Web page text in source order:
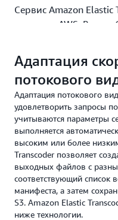
Сервис Amazon Elastic
регионах AWS:
Калифорния), ЕС
Тихоокеанский
Тихоокеанский регион
Тихоокеанский регион
Тихоокеанский
Адаптация
потокового
Адаптация потокового
удовлетворить запросы
учитываются параметры
выполняется
высоким или более
Transcoder позволяет
выходных файлов с
соответствующий список
манифеста, а затем
S3. Amazon Elastic
ниже технологии.